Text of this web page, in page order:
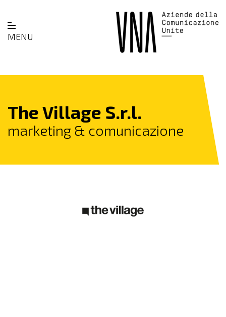
MENU
The Village S.r.l.
marketing & comunicazione